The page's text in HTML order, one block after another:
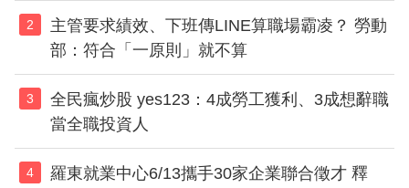
2
主管要求績效、下班傳LINE算職場霸凌？ 勞動
部：符合「一原則」就不算
3
全民瘋炒股 yes123：4成勞工獲利、3成想辭職
當全職投資人
4
羅東就業中心6/13攜手30家企業聯合徵才 釋